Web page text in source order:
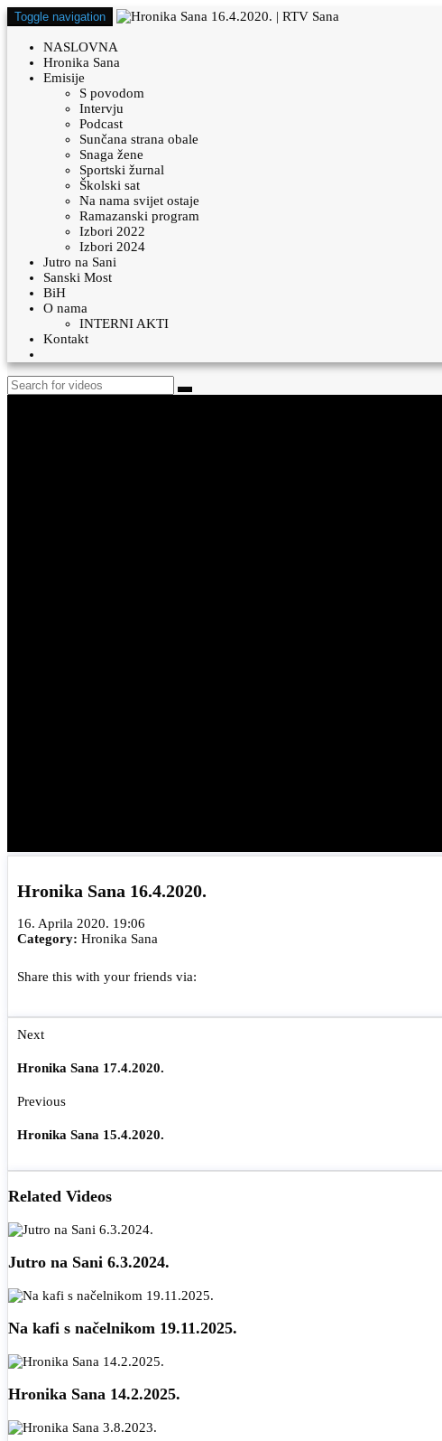
Toggle navigation
NASLOVNA
Hronika Sana
Emisije
S povodom
Intervju
Podcast
Sunčana strana obale
Snaga žene
Sportski žurnal
Školski sat
Na nama svijet ostaje
Ramazanski program
Izbori 2022
Izbori 2024
Jutro na Sani
Sanski Most
BiH
O nama
INTERNI AKTI
Kontakt
Hronika Sana 16.4.2020.
16. Aprila 2020. 19:06
Category: Hronika Sana
Share this with your friends via:
Next
Hronika Sana 17.4.2020.
Previous
Hronika Sana 15.4.2020.
Related Videos
Jutro na Sani 6.3.2024.
Na kafi s načelnikom 19.11.2025.
Hronika Sana 14.2.2025.